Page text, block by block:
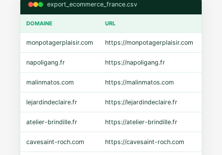
export_ecommerce_france.csv
DOMAINE URL
monpotagerplaisir.com https://monpotagerplaisir.com
napoligang.fr https://napoligang.fr
malinmatos.com https://malinmatos.com
lejardindeclaire.fr https://lejardindeclaire.fr
atelier-brindille.fr https://atelier-brindille.fr
cavesaint-roch.com https://cavesaint-roch.com